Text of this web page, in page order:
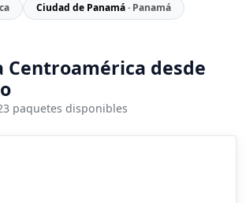
Ciudad de Panamá· Panamá
Centroamérica desde
paquetes disponibles